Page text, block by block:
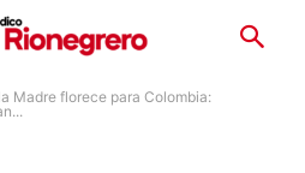
Madre florece para Colombia: